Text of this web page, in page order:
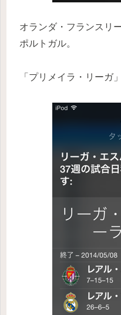
オランダ・フランスリ
ポルトガル。
「プリメイラ・リーガ」